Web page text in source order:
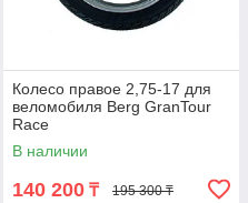
Колесо правое 2,75-17 для
веломобиля Berg GranTour
Race
В наличии
140 200 ₸ 195 300 ₸